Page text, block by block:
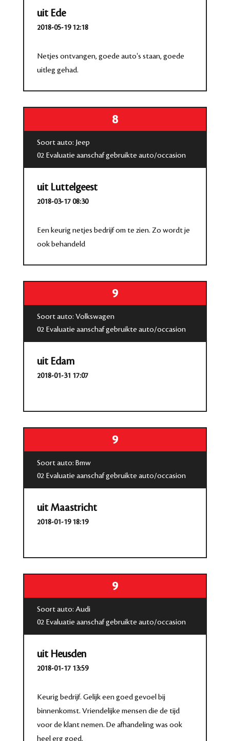
uit Ede
2018-05-19 12:18
Netjes ontvangen, goede auto's staan, goede
uitleg gehad.
8
Soort auto: Jeep
02 Evaluatie aanschaf gebruikte auto/occasion
uit Luttelgeest
2018-03-17 08:30
Een keurig netjes bedrijf om te zien. Zo wordt je
ook behandeld
9
Soort auto: Volkswagen
02 Evaluatie aanschaf gebruikte auto/occasion
uit Edam
2018-01-31 17:07
9
Soort auto: Bmw
02 Evaluatie aanschaf gebruikte auto/occasion
uit Maastricht
2018-01-19 18:19
9
Soort auto: Audi
02 Evaluatie aanschaf gebruikte auto/occasion
uit Heusden
2018-01-17 13:59
Keurig bedrijf. Gelijk een goed gevoel bij
binnenkomst. Vriendelijke mensen die de tijd
voor de klant nemen. De afhandeling was ook
heel erg goed.